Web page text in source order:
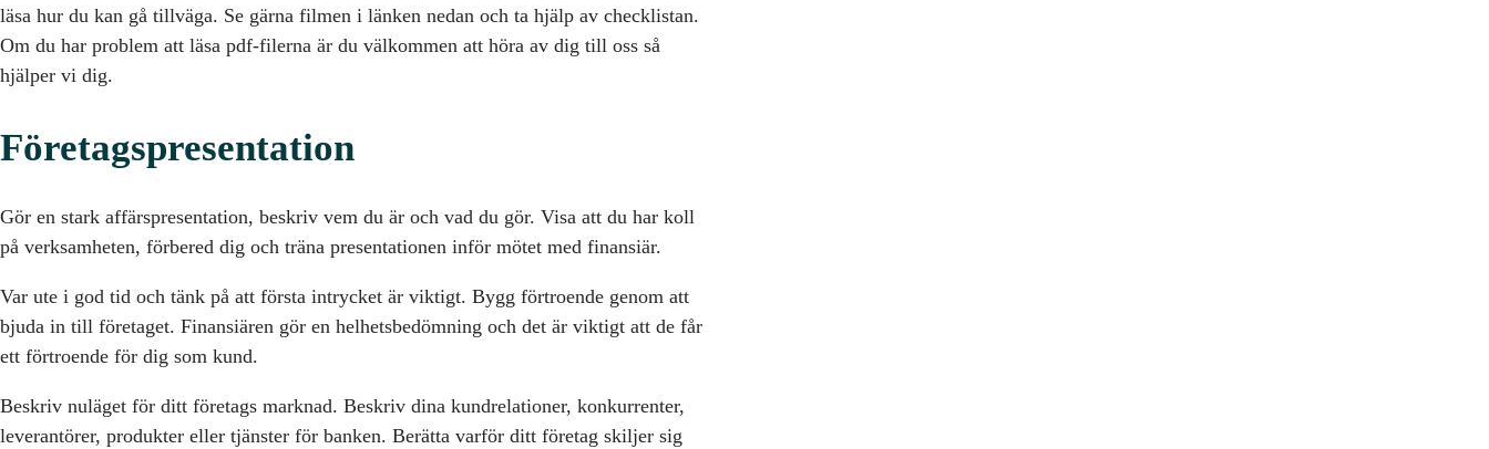
läsa hur du kan gå tillväga. Se gärna filmen i länken nedan och ta hjälp av checklistan.
Om du har problem att läsa pdf-filerna är du välkommen att höra av dig till oss så
hjälper vi dig.
Företagspresentation
Gör en stark affärspresentation, beskriv vem du är och vad du gör. Visa att du har koll
på verksamheten, förbered dig och träna presentationen inför mötet med finansiär.
Var ute i god tid och tänk på att första intrycket är viktigt. Bygg förtroende genom att
bjuda in till företaget. Finansiären gör en helhetsbedömning och det är viktigt att de får
ett förtroende för dig som kund.
Beskriv nuläget för ditt företags marknad. Beskriv dina kundrelationer, konkurrenter,
leverantörer, produkter eller tjänster för banken. Berätta varför ditt företag skiljer sig